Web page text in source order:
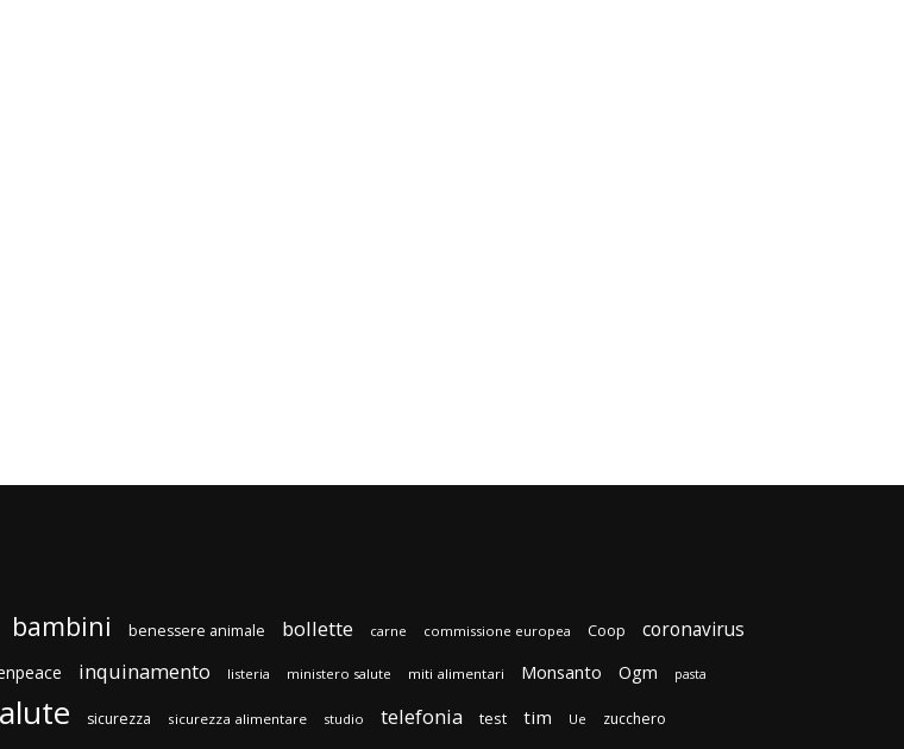
bambini benessere animale bollette carne commissione europea Coop coronavirus
inquinamento listeria ministero salute miti alimentari Monsanto Ogm pasta
sicurezza sicurezza alimentare studio telefonia test tim Ue zucchero